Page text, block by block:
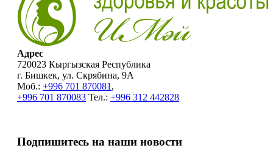
Адрес
720023 Кыргызская Республика
г. Бишкек, ул. Скрябина, 9А
Моб.: +996 701 870081,
+996 701 870083 Тел.: +996 312 442828
Подпишитесь на наши новости